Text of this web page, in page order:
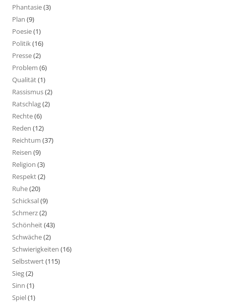
Phantasie(3)
Plan (9)
Poesie(1)
Politik(16)
Presse(2)
Problem (6)
Qualität(1)
Rassismus(2)
Ratschlag(2)
Rechte(6)
Reden (12)
Reichtum (37)
Reisen (9)
Religion (3)
Respekt(2)
Ruhe(20)
Schicksal(9)
Schmerz(2)
Schönheit(43)
Schwäche(2)
Schwierigkeiten (16)
Selbstwert(115)
Sieg(2)
Sinn (1)
Spiel(1)